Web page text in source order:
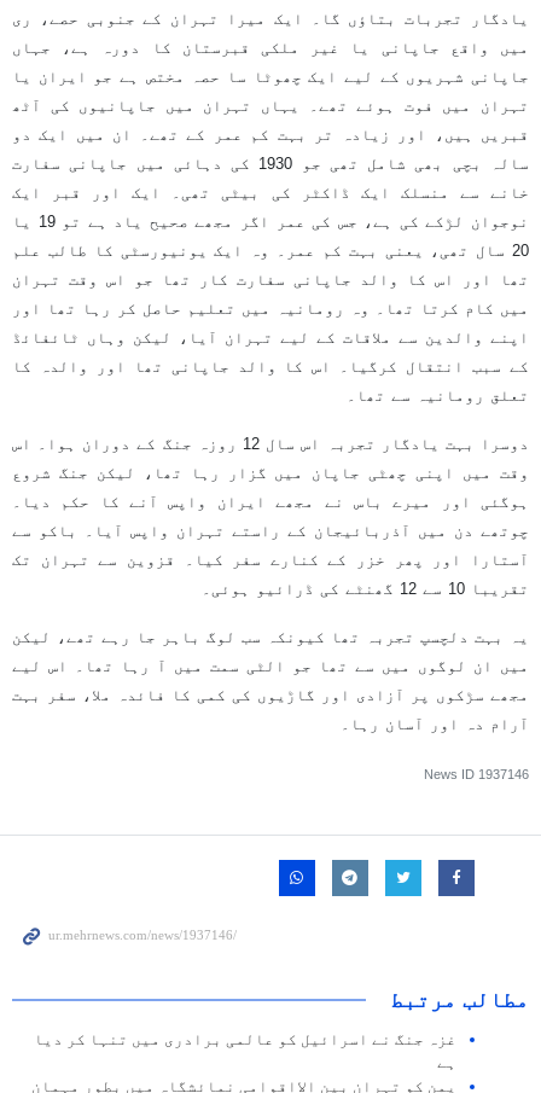
یادگار تجربات بتاؤں گا۔ ایک میرا تہران کے جنوبی حصے، ری
میں واقع جاپانی یا غیر ملکی قبرستان کا دورہ ہے، جہاں
جاپانی شہریوں کے لیے ایک چھوٹا سا حصہ مختص ہے جو ایران یا
تہران میں فوت ہوئے تھے۔ یہاں تہران میں جاپانیوں کی آٹھ
قبریں ہیں، اور زیادہ تر بہت کم عمر کے تھے۔ ان میں ایک دو
سالہ بچی بھی شامل تھی جو 1930 کی دہائی میں جاپانی سفارت
خانے سے منسلک ایک ڈاکٹر کی بیٹی تھی۔ ایک اور قبر ایک
نوجوان لڑکے کی ہے، جس کی عمر اگر مجھے صحیح یاد ہے تو 19 یا
20 سال تھی، یعنی بہت کم عمر۔ وہ ایک یونیورسٹی کا طالب علم
تھا اور اس کا والد جاپانی سفارت کار تھا جو اس وقت تہران
میں کام کرتا تھا۔ وہ رومانیہ میں تعلیم حاصل کر رہا تھا اور
اپنے والدین سے ملاقات کے لیے تہران آیا، لیکن وہاں ٹائفائڈ
کے سبب انتقال کرگیا۔ اس کا والد جاپانی تھا اور والدہ کا
تعلق رومانیہ سے تھا۔
دوسرا بہت یادگار تجربہ اس سال 12 روزہ جنگ کے دوران ہوا۔ اس
وقت میں اپنی چھٹی جاپان میں گزار رہا تھا، لیکن جنگ شروع
ہوگئی اور میرے باس نے مجھے ایران واپس آنے کا حکم دیا۔
چوتھے دن میں آذربائیجان کے راستے تہران واپس آیا۔ باکو سے
آستارا اور پھر خزر کے کنارے سفر کیا۔ قزوین سے تہران تک
تقریبا 10 سے 12 گھنٹے کی ڈرائیو ہوئی۔
یہ بہت دلچسپ تجربہ تھا کیونکہ سب لوگ باہر جا رہے تھے، لیکن
میں ان لوگوں میں سے تھا جو الٹی سمت میں آ رہا تھا۔ اس لیے
مجھے سڑکوں پر آزادی اور گاڑیوں کی کمی کا فائدہ ملا، سفر بہت
آرام دہ اور آسان رہا۔
News ID 1937146
مطالب مرتبط
غزہ جنگ نے اسرائیل کو عالمی برادری میں تنہا کر دیا
ہے
یمن کو تہران بین الااقوامی نمائشگاہ میں بطور مہمان